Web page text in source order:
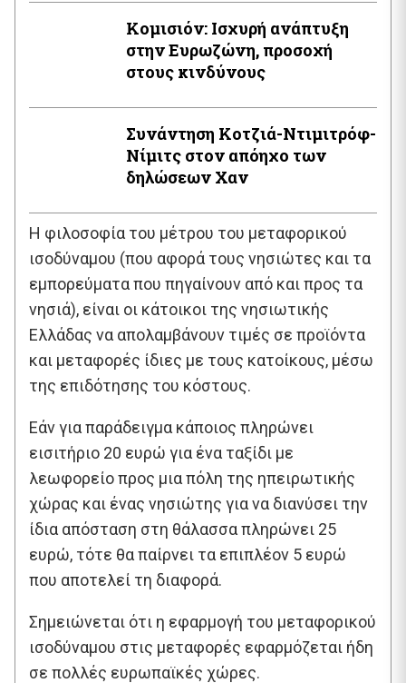
Κομισιόν: Ισχυρή ανάπτυξη
στην Ευρωζώνη, προσοχή
στους κινδύνους
Συνάντηση Κοτζιά-Ντιμιτρόφ-
Νίμιτς στον απόηχο των
δηλώσεων Χαν
Η φιλοσοφία του μέτρου του μεταφορικού
ισοδύναμου (που αφορά τους νησιώτες και τα
εμπορεύματα που πηγαίνουν από και προς τα
νησιά), είναι οι κάτοικοι της νησιωτικής
Ελλάδας να απολαμβάνουν τιμές σε προϊόντα
και μεταφορές ίδιες με τους κατοίκους, μέσω
της επιδότησης του κόστους.
Εάν για παράδειγμα κάποιος πληρώνει
εισιτήριο 20 ευρώ για ένα ταξίδι με
λεωφορείο προς μια πόλη της ηπειρωτικής
χώρας και ένας νησιώτης για να διανύσει την
ίδια απόσταση στη θάλασσα πληρώνει 25
ευρώ, τότε θα παίρνει τα επιπλέον 5 ευρώ
που αποτελεί τη διαφορά.
Σημειώνεται ότι η εφαρμογή του μεταφορικού
ισοδύναμου στις μεταφορές εφαρμόζεται ήδη
σε πολλές ευρωπαϊκές χώρες.